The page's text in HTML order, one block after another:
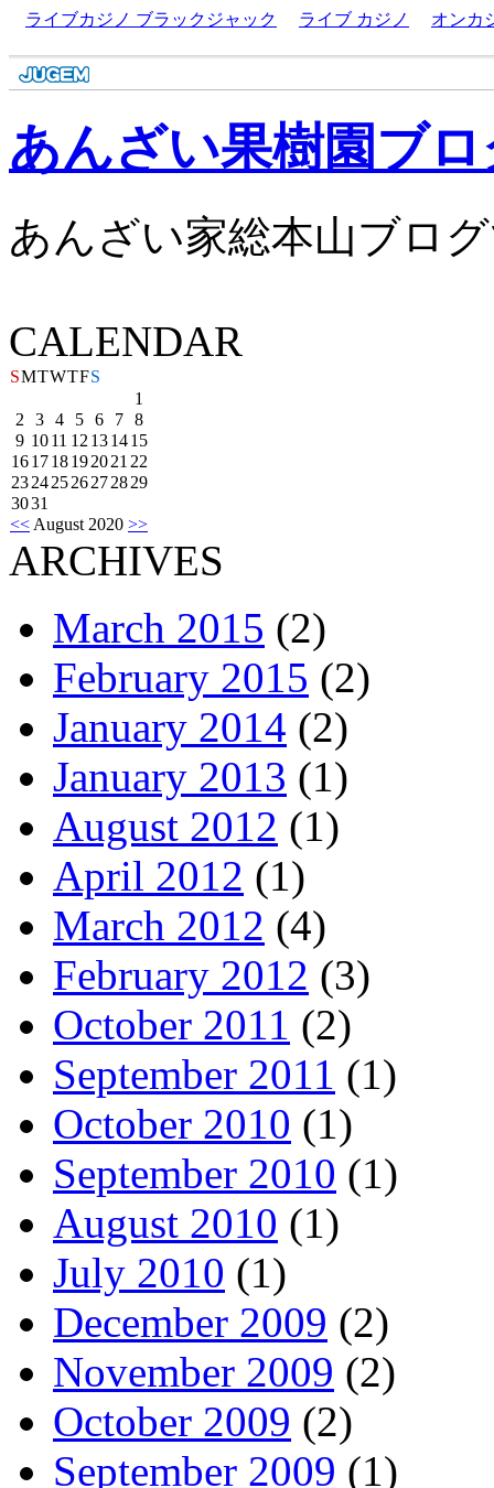
ライブカジノ ブラックジャック ライブ カジノ オンカ
あんざい果樹園ブ
あんざい家総本山ブロ
CALENDAR
SMTWTFS
1
2
3 4 5 6 7
8
9 10 11 12 13 14 15
16 17 18 19 20 21 22
23 24 25 26 27 28 29
3031
<< August 2020 >>
ARCHIVES
March 2015 (2)
February 2015 (2)
January 2014 (2)
January 2013 (1)
August 2012 (1)
April 2012 (1)
March 2012 (4)
February 2012 (3)
October 2011 (2)
September 2011 (1)
October 2010 (1)
September 2010 (1)
August 2010 (1)
July 2010 (1)
December 2009 (2)
November 2009 (2)
October 2009 (2)
September 2009 (1)